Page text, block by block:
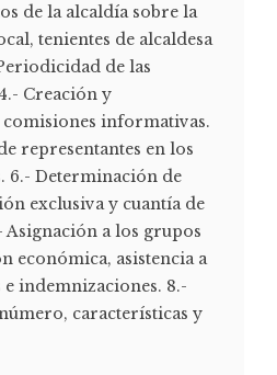
de la alcaldía sobre la
tenientes de alcaldesa
de las
Creación y
informativas.
representantes en los
6.- Determinación de
exclusiva y cuantía de
Asignación a los grupos
económica, asistencia a
indemnizaciones. 8.-
características y